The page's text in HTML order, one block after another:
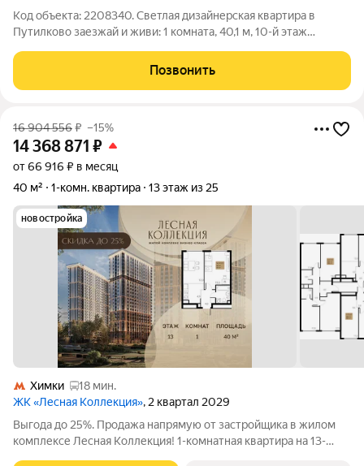
Код объекта: 2208340. Светлая дизайнерская квартира в
Путилково заезжай и живи: 1 комната, 40,1 м, 10-й этаж
качественный ремонт создают ощущение уюта и порядка с
первого дня. Комната 18 м
Позвонить
16 904 556₽ –15%
14 368 871 ₽
от 66 916 ₽ в месяц
40 м²
1-комн. квартира 13 этаж из 25
новостройка
Химки
18 мин.
ЖК «Лесная Коллекция», 2 квартал 2029
Выгода до 25%. Продажа напрямую от застройщика в жилом
комплексе Лесная Коллекция! 1-комнатная квартира на 13-